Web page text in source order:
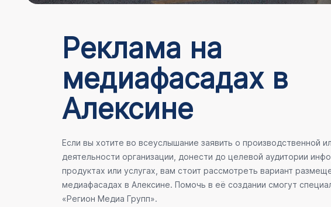
Реклама на
медиафасадах в
Алексине
Если вы хотите во всеуслышание заявить о производственной
деятельности организации, донести до целевой аудитории
продуктах или услугах, вам стоит рассмотреть вариант
медиафасадах в Алексине. Помочь в её создании смогут
«Регион Медиа Групп».